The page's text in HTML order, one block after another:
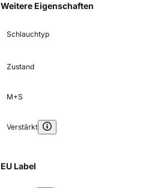
Weitere Eigenschaften
Schlauchtyp
Zustand
M+S
Verstärkt
EU Label